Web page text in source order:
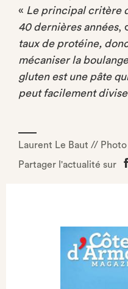
« Le principal critère
40 dernières années,
taux de protéine,
mécaniser la
gluten est une pâte
peut facilement
Laurent Le Baut //
Partager l'actualité sur